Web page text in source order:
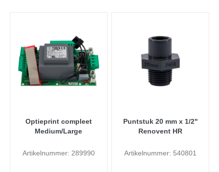
Optieprint compleet
Medium/Large
Artikelnummer: 289990
Puntstuk 20 mm x 1/2"
Renovent HR
Artikelnummer: 540801